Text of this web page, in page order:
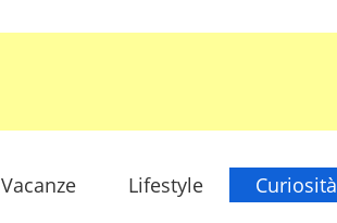
Vacanze Lifestyle Curiosità